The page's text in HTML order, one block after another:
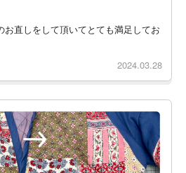
お直しをして頂いてとても満足してお
2024.03.28